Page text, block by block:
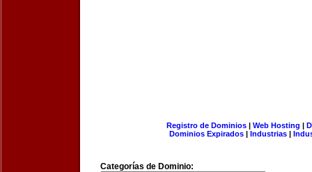
Registro de Dominios| Web Hosting |
Dominios Expirados | Industrias |
Categorías de Dominio: